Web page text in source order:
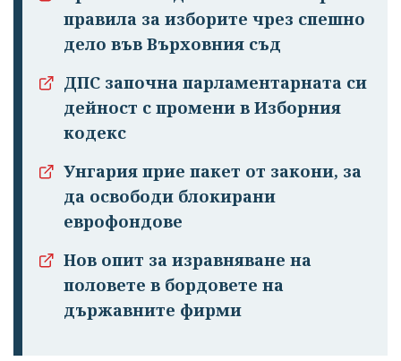
правила за изборите чрез спешно
дело във Върховния съд
ДПС започна парламентарната си
дейност с промени в Изборния
кодекс
Унгария прие пакет от закони, за
да освободи блокирани
еврофондове
Нов опит за изравняване на
половете в бордовете на
държавните фирми